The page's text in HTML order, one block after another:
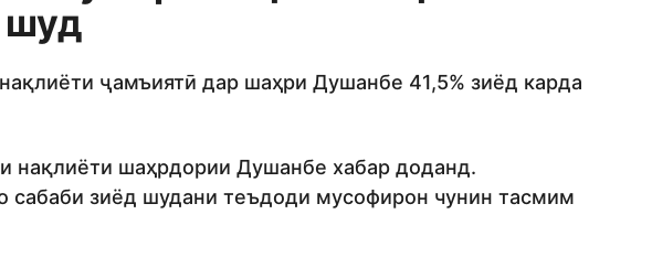
шуд
ҷамъиятӣ дар шаҳри Душанбе 41,5% зиёд карда
нақлиёти шаҳрдории Душанбе хабар доданд.
сабаби зиёд шудани теъдоди мусофирон чунин тасмим